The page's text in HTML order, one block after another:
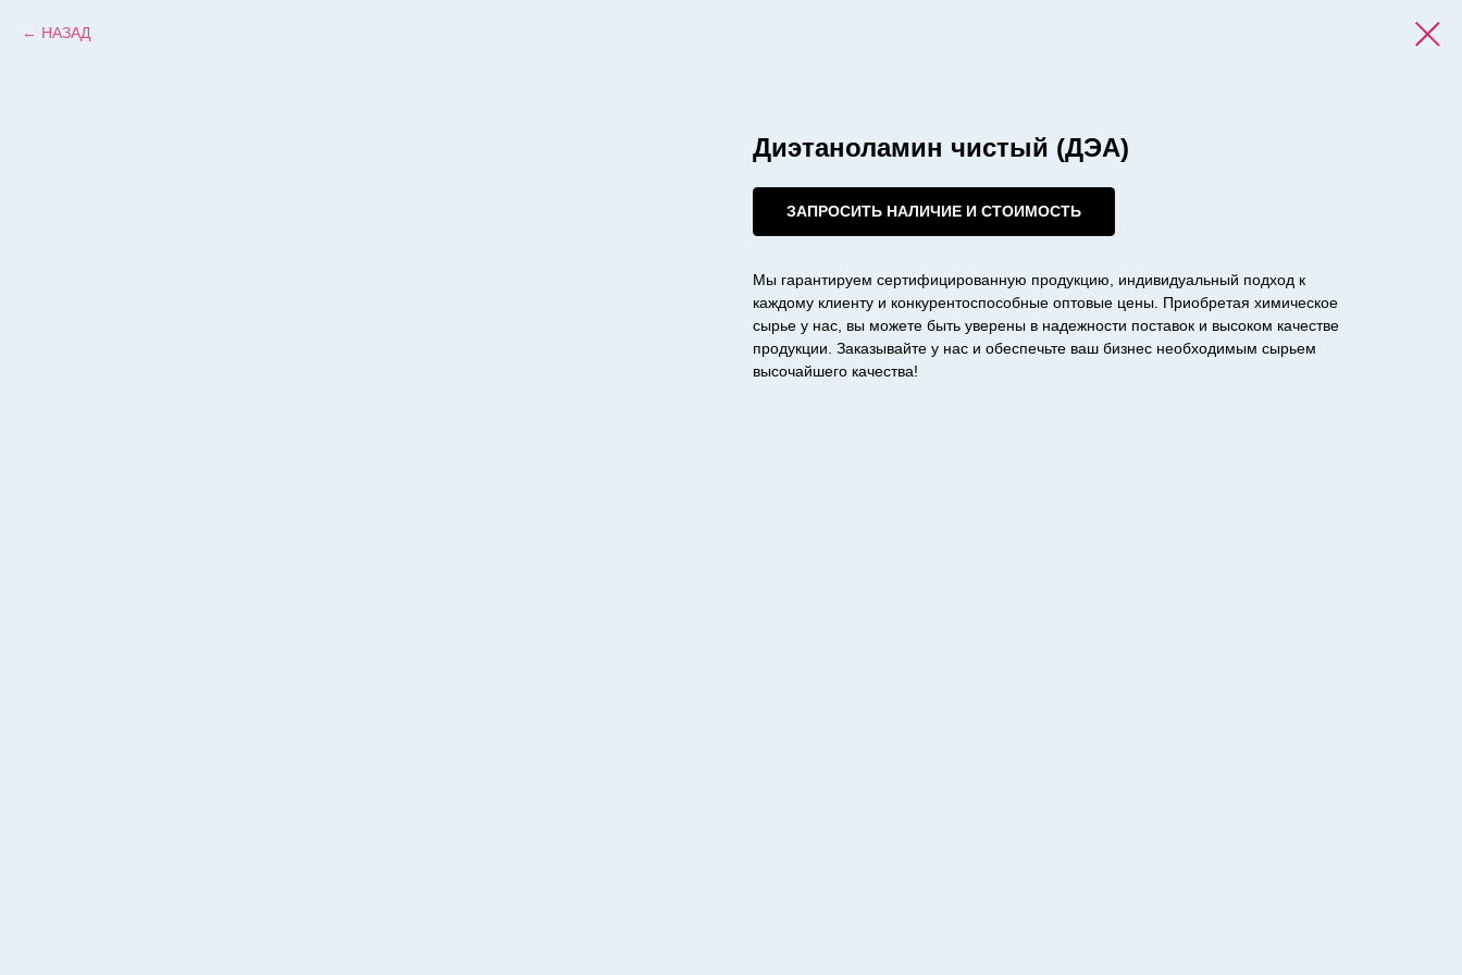
НАЗАД
Диэтаноламин чистый (ДЭА)
ЗАПРОСИТЬ НАЛИЧИЕ И СТОИМОСТЬ
Мы гарантируем сертифицированную продукцию, индивидуальный подход к
каждому клиенту и конкурентоспособные оптовые цены. Приобретая химическое
сырье у нас, вы можете быть уверены в надежности поставок и высоком качестве
продукции. Заказывайте у нас и обеспечьте ваш бизнес необходимым сырьем
высочайшего качества!